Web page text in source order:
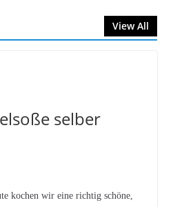
View All
selber
kochen wir eine richtig schöne,